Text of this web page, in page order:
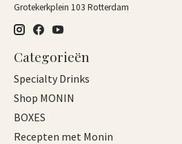
Grotekerkplein 103 Rotterdam
Categorieën
Specialty Drinks
Shop MONIN
BOXES
Recepten met Monin